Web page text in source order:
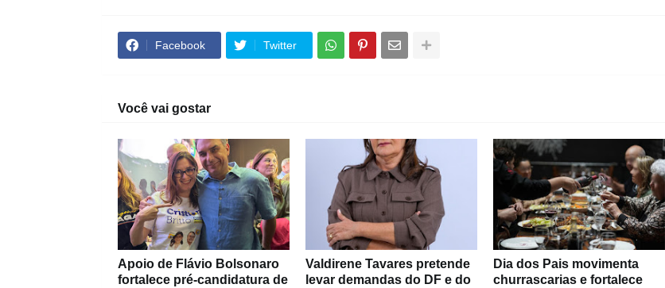
Facebook Twitter
Você vai gostar
Apoio de Flávio Bolsonaro
fortalece pré-candidatura de
Valdirene Tavares pretende
levar demandas do DF e do
Dia dos Pais movimenta
churrascarias e fortalece